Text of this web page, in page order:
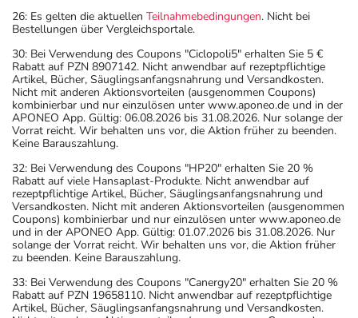
26: Es gelten die aktuellen Teilnahmebedingungen. Nicht bei
Bestellungen über Vergleichsportale.
30: Bei Verwendung des Coupons "Ciclopoli5" erhalten Sie 5 €
Rabatt auf PZN 8907142. Nicht anwendbar auf rezeptpflichtige
Artikel, Bücher, Säuglingsanfangsnahrung und Versandkosten.
Nicht mit anderen Aktionsvorteilen (ausgenommen Coupons)
kombinierbar und nur einzulösen unter www.aponeo.de und in der
APONEO App. Gültig: 06.08.2026 bis 31.08.2026. Nur solange der
Vorrat reicht. Wir behalten uns vor, die Aktion früher zu beenden.
Keine Barauszahlung.
32: Bei Verwendung des Coupons "HP20" erhalten Sie 20 %
Rabatt auf viele Hansaplast-Produkte. Nicht anwendbar auf
rezeptpflichtige Artikel, Bücher, Säuglingsanfangsnahrung und
Versandkosten. Nicht mit anderen Aktionsvorteilen (ausgenommen
Coupons) kombinierbar und nur einzulösen unter www.aponeo.de
und in der APONEO App. Gültig: 01.07.2026 bis 31.08.2026. Nur
solange der Vorrat reicht. Wir behalten uns vor, die Aktion früher
zu beenden. Keine Barauszahlung.
33: Bei Verwendung des Coupons "Canergy20" erhalten Sie 20 %
Rabatt auf PZN 19658110. Nicht anwendbar auf rezeptpflichtige
Artikel, Bücher, Säuglingsanfangsnahrung und Versandkosten.